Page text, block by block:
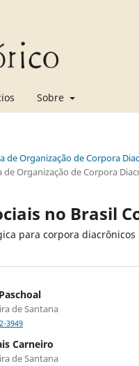
Sobre
de Organização de Corpora
Organização de Corpora
no Brasil
para corpora diacrônicos
de Santana
3949
Carneiro
de Santana